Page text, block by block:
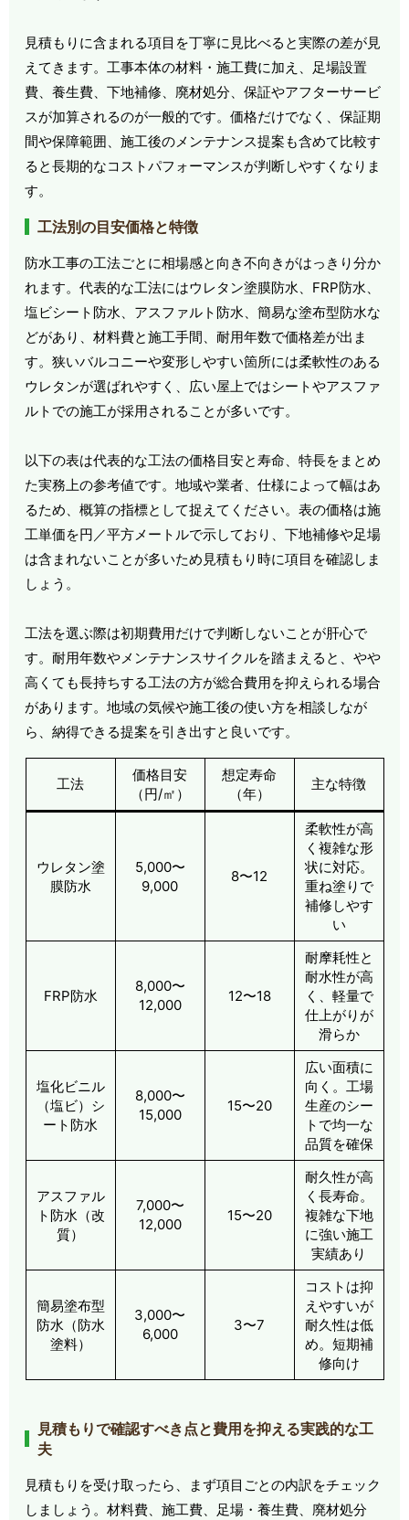
見積もりに含まれる項目を丁寧に見比べると実際の差が見
えてきます。工事本体の材料・施工費に加え、足場設置
費、養生費、下地補修、廃材処分、保証やアフターサービ
スが加算されるのが一般的です。価格だけでなく、保証期
間や保障範囲、施工後のメンテナンス提案も含めて比較す
ると長期的なコストパフォーマンスが判断しやすくなりま
す。
工法別の目安価格と特徴
防水工事の工法ごとに相場感と向き不向きがはっきり分か
れます。代表的な工法にはウレタン塗膜防水、FRP防水、
塩ビシート防水、アスファルト防水、簡易な塗布型防水な
どがあり、材料費と施工手間、耐用年数で価格差が出ま
す。狭いバルコニーや変形しやすい箇所には柔軟性のある
ウレタンが選ばれやすく、広い屋上ではシートやアスファ
ルトでの施工が採用されることが多いです。
以下の表は代表的な工法の価格目安と寿命、特長をまとめ
た実務上の参考値です。地域や業者、仕様によって幅はあ
るため、概算の指標として捉えてください。表の価格は施
工単価を円／平方メートルで示しており、下地補修や足場
は含まれないことが多いため見積もり時に項目を確認しま
しょう。
工法を選ぶ際は初期費用だけで判断しないことが肝心で
す。耐用年数やメンテナンスサイクルを踏まえると、やや
高くても長持ちする工法の方が総合費用を抑えられる場合
があります。地域の気候や施工後の使い方を相談しなが
ら、納得できる提案を引き出すと良いです。
工法
価格目安
（円/㎡）
想定寿命
（年）
主な特徴
ウレタン塗
膜防水
5,000〜
9,000
8〜12
柔軟性が高
く複雑な形
状に対応。
重ね塗りで
補修しやす
い
FRP防水
8,000〜
12,000
12〜18
耐摩耗性と
耐水性が高
く、軽量で
仕上がりが
滑らか
塩化ビニル
（塩ビ）シ
ート防水
8,000〜
15,000
15〜20
広い面積に
向く。工場
生産のシー
トで均一な
品質を確保
アスファル
ト防水（改
質）
7,000〜
12,000
15〜20
耐久性が高
く長寿命。
複雑な下地
に強い施工
実績あり
簡易塗布型
防水（防水
塗料）
3,000〜
6,000
3〜7
コストは抑
えやすいが
耐久性は低
め。短期補
修向け
見積もりで確認すべき点と費用を抑える実践的な工
夫
見積もりを受け取ったら、まず項目ごとの内訳をチェック
しましょう。材料費、施工費、足場・養生費、廃材処分